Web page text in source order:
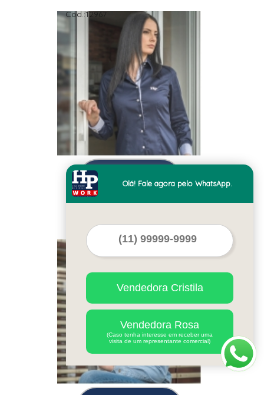
Cod.:12967
quanto custa uniforme
personalizado
Cod.: 12968
Olá! Fale agora pelo WhatsApp.
Vendedora Cristila
Vendedora Rosa
(Caso tenha interesse em receber uma
visita de um representante comercial)